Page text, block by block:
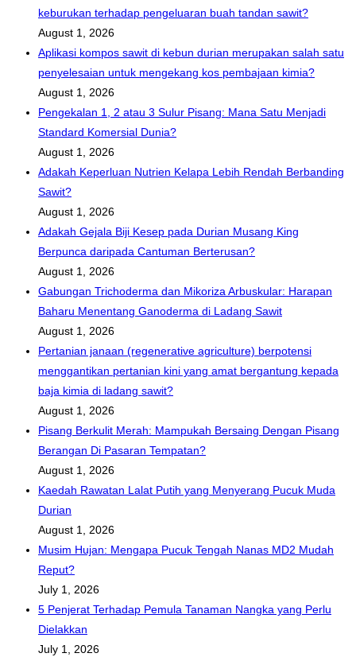
keburukan terhadap pengeluaran buah tandan sawit?
August 1, 2026
Aplikasi kompos sawit di kebun durian merupakan salah satu
penyelesaian untuk mengekang kos pembajaan kimia?
August 1, 2026
Pengekalan 1, 2 atau 3 Sulur Pisang: Mana Satu Menjadi
Standard Komersial Dunia?
August 1, 2026
Adakah Keperluan Nutrien Kelapa Lebih Rendah Berbanding
Sawit?
August 1, 2026
Adakah Gejala Biji Kesep pada Durian Musang King
Berpunca daripada Cantuman Berterusan?
August 1, 2026
Gabungan Trichoderma dan Mikoriza Arbuskular: Harapan
Baharu Menentang Ganoderma di Ladang Sawit
August 1, 2026
Pertanian janaan (regenerative agriculture) berpotensi
menggantikan pertanian kini yang amat bergantung kepada
baja kimia di ladang sawit?
August 1, 2026
Pisang Berkulit Merah: Mampukah Bersaing Dengan Pisang
Berangan Di Pasaran Tempatan?
August 1, 2026
Kaedah Rawatan Lalat Putih yang Menyerang Pucuk Muda
Durian
August 1, 2026
Musim Hujan: Mengapa Pucuk Tengah Nanas MD2 Mudah
Reput?
July 1, 2026
5 Penjerat Terhadap Pemula Tanaman Nangka yang Perlu
Dielakkan
July 1, 2026